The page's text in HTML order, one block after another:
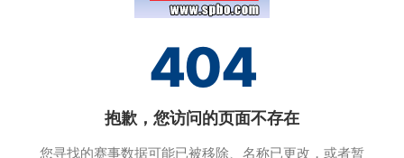
404
抱歉，您访问的页面不存在
您寻找的赛事数据可能已被移除、名称已更改，或者暂